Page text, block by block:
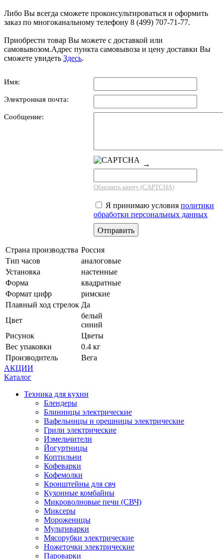
Либо Вы всегда сможете проконсультироваться и оформить
заказ по многоканальному телефону 8 (499) 707-71-77.
Приобрести товар Вы можете с доставкой или
самовывозом.Адрес пункта самовывоза и цену доставки Вы
сможете увидеть Здесь.
Имя:
Электронная почта:
Сообщение:
→
Обновить капчу (CAPTCHA)
Я принимаю условия политики
обработки персональных данных
Страна производства Россия
Тип часов
аналоговые
Установка
настенные
Форма
квадратные
Формат цифр
римские
Плавный ход стрелок Да
Цвет
белый
синий
Рисунок
Цветы
Вес упаковки
0.4 кг
Производитель
Вега
АКЦИИ
Каталог
Техника для кухни
Блендеры
Блинницы электрические
Вафельницы и орешницы электрические
Грили электрические
Измельчители
Йогуртницы
Коптильни
Кофеварки
Кофемолки
Кронштейны для свч
Кухонные комбайны
Микроволновые печи (СВЧ)
Миксеры
Мороженицы
Мультиварки
Мясорубки электрические
Ножеточки электрические
Пароварки